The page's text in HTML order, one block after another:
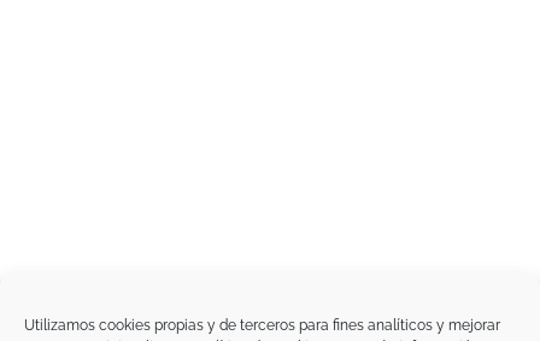
Utilizamos cookies propias y de terceros para fines analíticos y mejorar